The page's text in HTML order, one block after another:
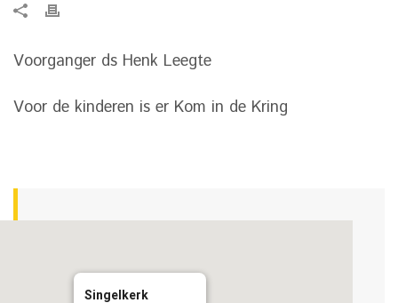
Voorganger ds Henk Leegte
Voor de kinderen is er Kom in de Kring
Singelkerk